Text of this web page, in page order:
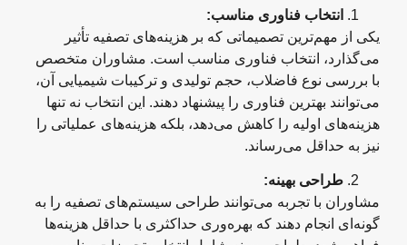
انتخاب فناوری مناسب:
یکی از مهم‌ترین تصمیماتی که بر هزینه‌های تصفیه تأثیر
می‌گذارد، انتخاب فناوری مناسب است. مشاوران متخصص
با بررسی نوع فاضلاب، حجم تولیدی و ترکیبات شیمیایی آن،
می‌توانند بهترین فناوری را پیشنهاد دهند. این انتخاب نه تنها
هزینه‌های اولیه را کاهش می‌دهد، بلکه هزینه‌های عملیاتی را
نیز به حداقل می‌رساند.
طراحی بهینه:
مشاوران با تجربه می‌توانند طراحی سیستم‌های تصفیه را به
گونه‌ای انجام دهند که بهره‌وری حداکثری با حداقل هزینه‌ها